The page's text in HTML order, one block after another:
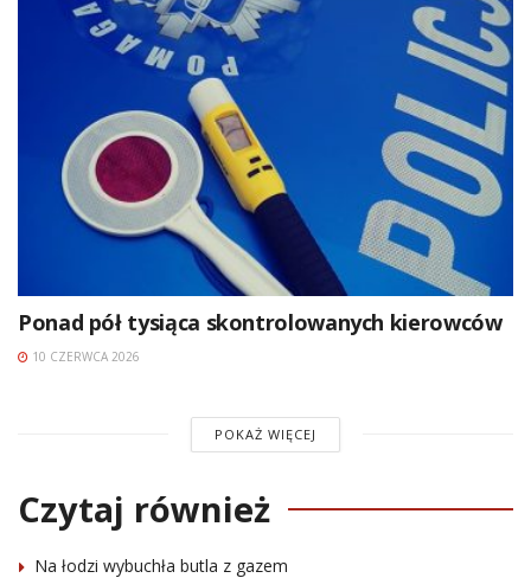
Ponad pół tysiąca skontrolowanych kierowców
10 CZERWCA 2026
POKAŻ WIĘCEJ
Czytaj również
Na łodzi wybuchła butla z gazem